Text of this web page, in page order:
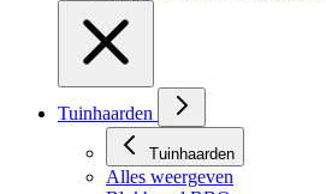
Tuinhaarden
Tuinhaarden
Alles weergeven